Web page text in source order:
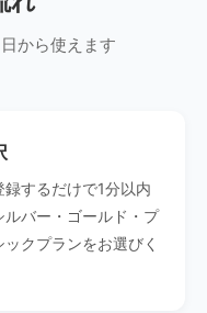
から使えます
するだけで1分以内
バー・ゴールド・プ
クプランをお選びく